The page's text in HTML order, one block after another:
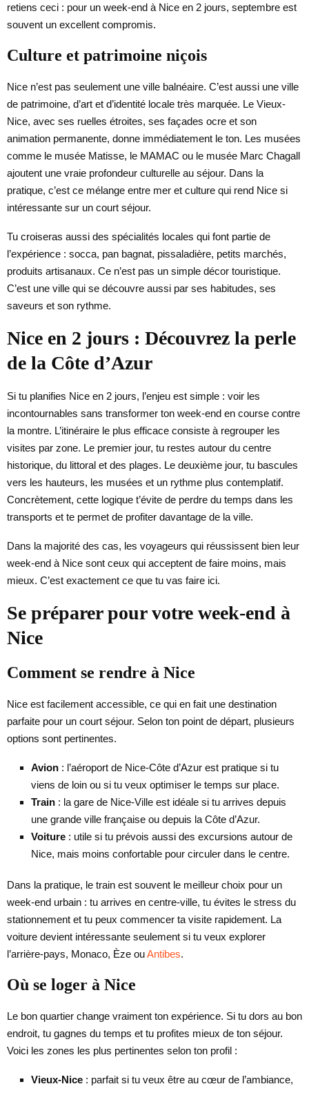
retiens ceci : pour un week-end à Nice en 2 jours, septembre est
souvent un excellent compromis.
Culture et patrimoine niçois
Nice n’est pas seulement une ville balnéaire. C’est aussi une ville
de patrimoine, d’art et d’identité locale très marquée. Le Vieux-
Nice, avec ses ruelles étroites, ses façades ocre et son
animation permanente, donne immédiatement le ton. Les musées
comme le musée Matisse, le MAMAC ou le musée Marc Chagall
ajoutent une vraie profondeur culturelle au séjour. Dans la
pratique, c’est ce mélange entre mer et culture qui rend Nice si
intéressante sur un court séjour.
Tu croiseras aussi des spécialités locales qui font partie de
l’expérience : socca, pan bagnat, pissaladière, petits marchés,
produits artisanaux. Ce n’est pas un simple décor touristique.
C’est une ville qui se découvre aussi par ses habitudes, ses
saveurs et son rythme.
Nice en 2 jours : Découvrez la perle
de la Côte d’Azur
Si tu planifies Nice en 2 jours, l’enjeu est simple : voir les
incontournables sans transformer ton week-end en course contre
la montre. L’itinéraire le plus efficace consiste à regrouper les
visites par zone. Le premier jour, tu restes autour du centre
historique, du littoral et des plages. Le deuxième jour, tu bascules
vers les hauteurs, les musées et un rythme plus contemplatif.
Concrètement, cette logique t’évite de perdre du temps dans les
transports et te permet de profiter davantage de la ville.
Dans la majorité des cas, les voyageurs qui réussissent bien leur
week-end à Nice sont ceux qui acceptent de faire moins, mais
mieux. C’est exactement ce que tu vas faire ici.
Se préparer pour votre week-end à
Nice
Comment se rendre à Nice
Nice est facilement accessible, ce qui en fait une destination
parfaite pour un court séjour. Selon ton point de départ, plusieurs
options sont pertinentes.
Avion : l’aéroport de Nice-Côte d’Azur est pratique si tu
viens de loin ou si tu veux optimiser le temps sur place.
Train : la gare de Nice-Ville est idéale si tu arrives depuis
une grande ville française ou depuis la Côte d’Azur.
Voiture : utile si tu prévois aussi des excursions autour de
Nice, mais moins confortable pour circuler dans le centre.
Dans la pratique, le train est souvent le meilleur choix pour un
week-end urbain : tu arrives en centre-ville, tu évites le stress du
stationnement et tu peux commencer ta visite rapidement. La
voiture devient intéressante seulement si tu veux explorer
l’arrière-pays, Monaco, Èze ouAntibes.
Où se loger à Nice
Le bon quartier change vraiment ton expérience. Si tu dors au bon
endroit, tu gagnes du temps et tu profites mieux de ton séjour.
Voici les zones les plus pertinentes selon ton profil :
Vieux-Nice : parfait si tu veux être au cœur de l’ambiance,